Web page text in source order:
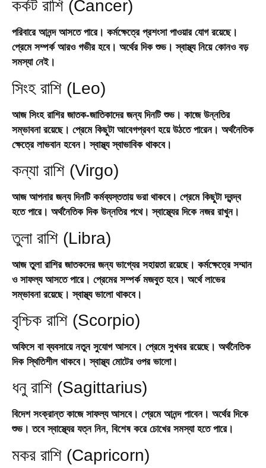
কর্কট রাশি (Cancer)
পরিবারে আনন্দ আসতে পারে। কর্মক্ষেত্রে প্রশংসা পাওয়ার যোগ রয়েছে।
প্রেমে সম্পর্ক আরও গভীর হবে। অর্থের দিক শুভ। স্বাস্থ্য নিয়ে কোনও বড়
সমস্যা নেই।
সিংহ রাশি (Leo)
আজ সিংহ রাশির জাতক-জাতিকাদের জন্য দিনটি শুভ। কাজে উন্নতির
সম্ভাবনা রয়েছে। প্রেমে কিছুটা আবেগপ্রবণ হয়ে উঠতে পারেন। অর্থনৈতিক
ক্ষেত্রে লাভবান হবেন। স্বাস্থ্য স্বাভাবিক থাকবে।
কন্যা রাশি (Virgo)
আজ আপনার জন্য দিনটি কর্মব্যস্ততায় ভরা থাকবে। প্রেমে কিছুটা দ্বন্দ্ব
হতে পারে। অর্থনৈতিক দিক উন্নতির পথে। স্বাস্থ্যের দিকে নজর রাখুন।
তুলা রাশি (Libra)
আজ তুলা রাশির জাতকদের জন্য ভাগ্যের সহায়তা রয়েছে। কর্মক্ষেত্রে সম্মান
ও সাফল্য আসতে পারে। প্রেমের সম্পর্ক মজবুত হবে। অর্থে লাভের
সম্ভাবনা রয়েছে। স্বাস্থ্য ভালো থাকবে।
বৃশ্চিক রাশি (Scorpio)
অফিসে বা ব্যবসায়ে নতুন সুযোগ আসবে। প্রেমে সুখবর রয়েছে। অর্থনৈতিক
দিক স্থিতিশীল থাকবে। স্বাস্থ্য মোটের ওপর ভালো।
ধনু রাশি (Sagittarius)
বিদেশ সংক্রান্ত কাজে সাফল্য আসবে। প্রেমে আনন্দ পাবেন। অর্থের দিকে
শুভ। তবে স্বাস্থ্যের যত্ন নিন, বিশেষ করে চোখের সমস্যা হতে পারে।
মকর রাশি (Capricorn)